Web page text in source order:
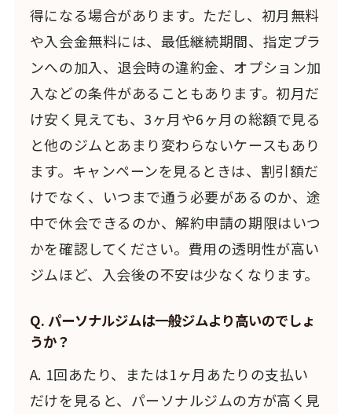
得になる場合があります。ただし、初月無料
や入会金無料には、最低継続期間、指定プラ
ンへの加入、退会時の違約金、オプション加
入などの条件があることもあります。初月だ
け安く見えても、3ヶ月や6ヶ月の総額で見る
と他のジムとあまり変わらないケースもあり
ます。キャンペーンを見るときは、割引額だ
けでなく、いつまで通う必要があるのか、途
中で休会できるのか、解約申請の期限はいつ
かを確認してください。費用の透明性が高い
ジムほど、入会後の不安は少なくなります。
Q. パーソナルジムは一般ジムより高いのでしょ
うか？
A. 1回あたり、または1ヶ月あたりの支払い
だけを見ると、パーソナルジムの方が高く見